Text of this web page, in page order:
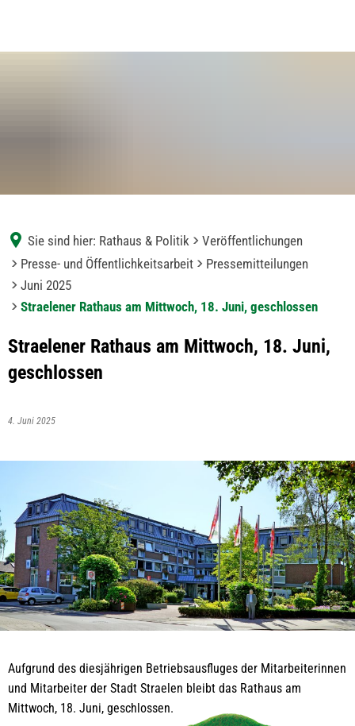
Sie sind hier: Rathaus & Politik
Veröffentlichungen
Presse- und Öffentlichkeitsarbeit
Pressemitteilungen
Juni 2025
Straelener Rathaus am Mittwoch, 18. Juni, geschlossen
Straelener Rathaus am Mittwoch, 18. Juni,
geschlossen
4. Juni 2025
Aufgrund des diesjährigen Betriebsausfluges der Mitarbeiterinnen
und Mitarbeiter der Stadt Straelen bleibt das Rathaus am
Mittwoch, 18. Juni, geschlossen.